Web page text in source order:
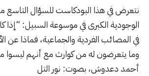
نتعرض في هذا البودكاست للسؤال التاسع
الوجودية الكبرى في موسوعة السبيل:
في المصائب الفردية والجماعية، فماذا عن
وما يتعرضون له من كوارث مع أنهم ليسوا
أحمد دعدوش، بصوت: نور التل